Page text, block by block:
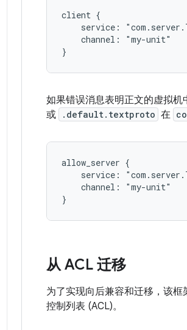
client {
service:
    channel: "my-unit"
如果错误消息表明正文的虚拟
或 .default.textproto 在
allow_server {
service:
    channel: "my-unit"
从 ACL 迁移
为了实现向后兼容和迁移，该框
控制列表 (ACL)。